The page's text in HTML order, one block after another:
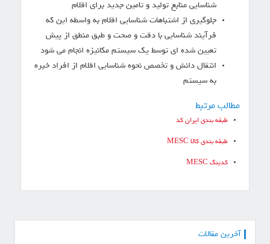
شناسایی منابع تولید و تامین جدید برای اقلام
جلوگیری از اشتباهات شناسایی اقلام به واسطه این که
فرآیند شناسایی با دقت و صحت و طبق منطق از پیش
تعیین شده ای توسط یک سیستم مکانیزه انجام می شود
انتقال دانش و تخصص نحوه شناسایی اقلام از افراد خبره
به سیستم
مطالب مرتبط
طبقه بندی ایران کد
طبقه بندی کالا MESC
کدینگ MESC
رآخرین مقالات